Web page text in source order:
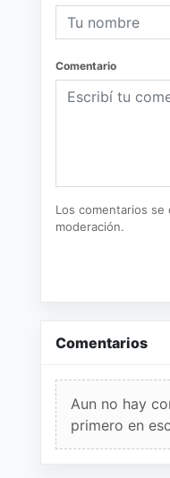
Comentario
Los comentarios
moderación.
Comentarios
Aun no hay
primero en